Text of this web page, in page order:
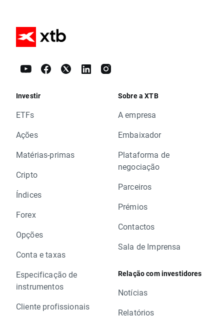
Investir
ETFs
Ações
Matérias-primas
Cripto
Índices
Forex
Opções
Conta e taxas
Especificação de
instrumentos
Cliente profissionais
Sobre a XTB
A empresa
Embaixador
Plataforma de
negociação
Parceiros
Prémios
Contactos
Sala de Imprensa
Relação com investidores
Notícias
Relatórios